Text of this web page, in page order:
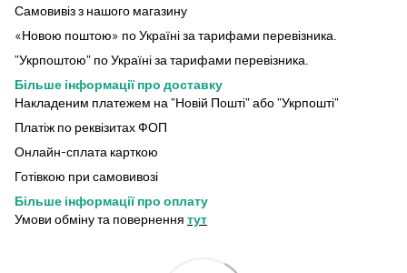
Самовивіз з нашого магазину
«Новою поштою» по Україні за тарифами перевізника.
"Укрпоштою" по Україні за тарифами перевізника.
Більше інформації про доставку
Накладеним платежем на "Новій Пошті" або "Укрпошті"
Платіж по реквізитах ФОП
Онлайн-сплата карткою
Готівкою при самовивозі
Більше інформації про оплату
Умови обміну та повернення тут